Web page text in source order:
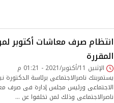
انتظام صرف معاشات أكتوبر
المقررة
الإثنين 11/أكتوبر/2021 - 01:21 م
يستمربنك ناصرالاجتماعى برئاسة الدكتورة
الاجتماعى ورئيس مجلس إدارة فى صرف
ناصرالاجتماعى وذلك لمن تخلفوا عن …